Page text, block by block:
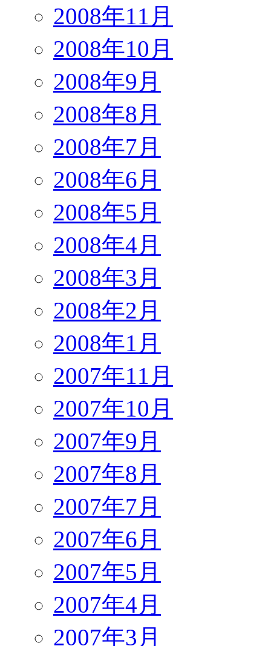
2008年11月
2008年10月
2008年9月
2008年8月
2008年7月
2008年6月
2008年5月
2008年4月
2008年3月
2008年2月
2008年1月
2007年11月
2007年10月
2007年9月
2007年8月
2007年7月
2007年6月
2007年5月
2007年4月
2007年3月